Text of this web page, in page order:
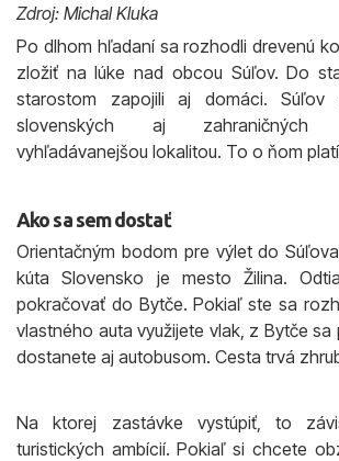
Zdroj: Michal Kluka
Po dlhom hľadaní sa rozhodli drevenú
zložiť na lúke nad obcou Súľov. Do
starostom zapojili aj domáci.
slovenských aj
vyhľadávanejšou lokalitou. To o ňom
Ako sa sem dostať
Orientačným bodom pre výlet do
kúta Slovensko je mesto Žilina.
pokračovať do Bytče. Pokiaľ ste sa
vlastného auta využijete vlak, z Bytče sa
dostanete aj autobusom. Cesta trvá
Na ktorej zastávke vystúpiť, to
turistických ambícií. Pokiaľ si chcete